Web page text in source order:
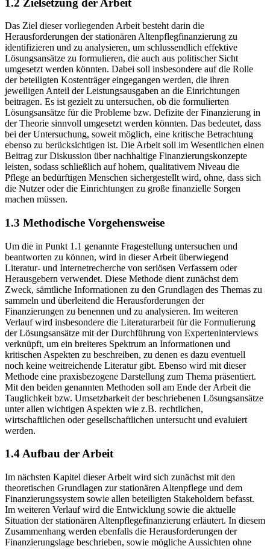
Das Ziel dieser vorliegenden Arbeit besteht darin die
Herausforderungen der stationären Altenpflegfinanzierung zu
identifizieren und zu analysieren, um schlussendlich effektive
Lösungsansätze zu formulieren, die auch aus politischer Sicht
umgesetzt werden könnten. Dabei soll insbesondere auf die Rolle
der beteiligten Kostenträger eingegangen werden, die ihren
jeweiligen Anteil der Leistungsausgaben an die Einrichtungen
beitragen. Es ist gezielt zu untersuchen, ob die formulierten
Lösungsansätze für die Probleme bzw. Defizite der Finanzierung in
der Theorie sinnvoll umgesetzt werden könnten. Das bedeutet, dass
bei der Untersuchung, soweit möglich, eine kritische Betrachtung
ebenso zu berücksichtigen ist. Die Arbeit soll im Wesentlichen einen
Beitrag zur Diskussion über nachhaltige Finanzierungskonzepte
leisten, sodass schließlich auf hohem, qualitativem Niveau die
Pflege an bedürftigen Menschen sichergestellt wird, ohne, dass sich
die Nutzer oder die Einrichtungen zu große finanzielle Sorgen
machen müssen.
1.3 Methodische Vorgehensweise
Um die in Punkt 1.1 genannte Fragestellung untersuchen und
beantworten zu können, wird in dieser Arbeit überwiegend
Literatur- und Internetrecherche von seriösen Verfassern oder
Herausgebern verwendet. Diese Methode dient zunächst dem
Zweck, sämtliche Informationen zu den Grundlagen des Themas zu
sammeln und überleitend die Herausforderungen der
Finanzierungen zu benennen und zu analysieren. Im weiteren
Verlauf wird insbesondere die Literaturarbeit für die Formulierung
der Lösungsansätze mit der Durchführung von Experteninterviews
verknüpft, um ein breiteres Spektrum an Informationen und
kritischen Aspekten zu beschreiben, zu denen es dazu eventuell
noch keine weitreichende Literatur gibt. Ebenso wird mit dieser
Methode eine praxisbezogene Darstellung zum Thema präsentiert.
Mit den beiden genannten Methoden soll am Ende der Arbeit die
Tauglichkeit bzw. Umsetzbarkeit der beschriebenen Lösungsansätze
unter allen wichtigen Aspekten wie z.B. rechtlichen,
wirtschaftlichen oder gesellschaftlichen untersucht und evaluiert
werden.
1.4 Aufbau der Arbeit
Im nächsten Kapitel dieser Arbeit wird sich zunächst mit den
theoretischen Grundlagen zur stationären Altenpflege und dem
Finanzierungssystem sowie allen beteiligten Stakeholdern befasst.
Im weiteren Verlauf wird die Entwicklung sowie die aktuelle
Situation der stationären Altenpflegefinanzierung erläutert. In diesem
Zusammenhang werden ebenfalls die Herausforderungen der
Finanzierungslage beschrieben, sowie mögliche Aussichten ohne